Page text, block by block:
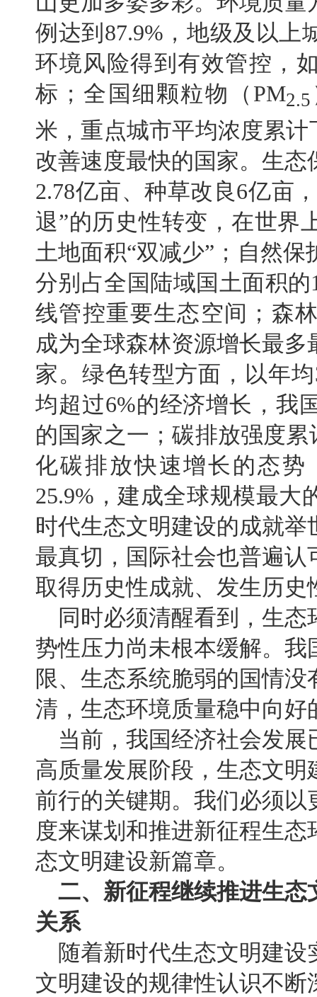
例达到87.9%，地级及以上
环境风险得到有效管控，
标；全国细颗粒物（PM2.5
米，重点城市平均浓度累
改善速度最快的国家。生
2.78亿亩、种草改良6亿亩
退”的历史性转变，在世界
土地面积“双减少”；自然
分别占全国陆域国土面积
线管控重要生态空间；森
成为全球森林资源增长最
家。绿色转型方面，以年
均超过6%的经济增长，我
的国家之一；碳排放强度
化碳排放快速增长的态
25.9%，建成全球规模最大
时代生态文明建设的成就
最真切，国际社会也普遍
取得历史性成就、发生历史
同时必须清醒看到，生
势性压力尚未根本缓解。
限、生态系统脆弱的国情
清，生态环境质量稳中向好
当前，我国经济社会发
高质量发展阶段，生态文
前行的关键期。我们必须
度来谋划和推进新征程生
态文明建设新篇章。
二、新征程继续推进生
关系
随着新时代生态文明建
文明建设的规律性认识不